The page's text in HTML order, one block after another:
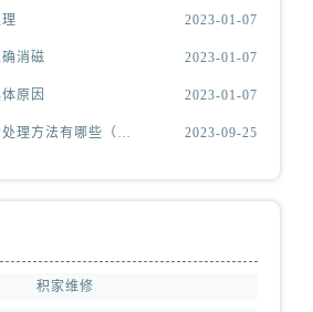
2023-01-07
消磁 2023-01-07
原因 2023-01-07
积家手表更换表蒙的处理方法有哪些（积家更换表蒙处理方法是什么） 2023-09-25
积家维修